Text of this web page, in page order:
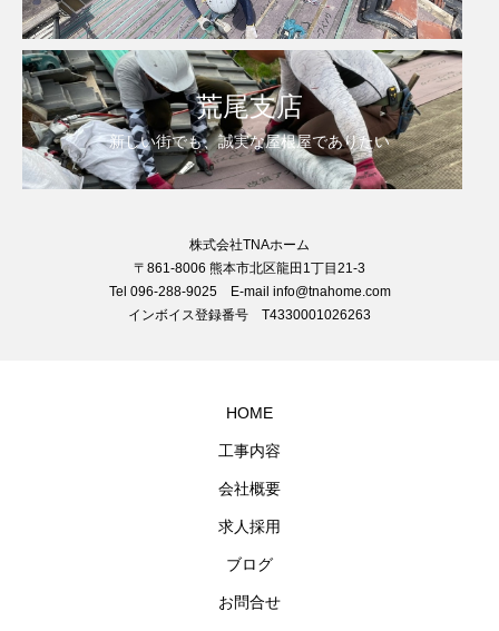
荒尾支店
新しい街でも、誠実な屋根屋でありたい
株式会社TNAホーム
〒861-8006 熊本市北区龍田1丁目21-3
Tel 096-288-9025 E-mail info@tnahome.com
インボイス登録番号 T4330001026263
HOME
工事内容
会社概要
求人採用
ブログ
お問合せ